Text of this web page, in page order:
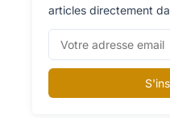
articles directement